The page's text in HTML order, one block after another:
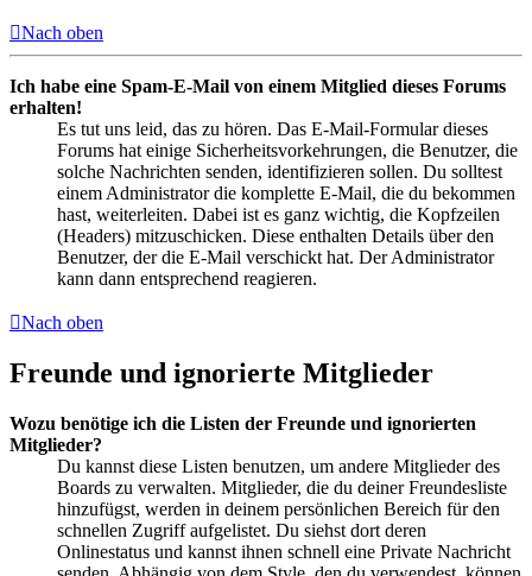
Nach oben
Ich habe eine Spam-E-Mail von einem Mitglied dieses Forums
erhalten!
Es tut uns leid, das zu hören. Das E-Mail-Formular dieses
Forums hat einige Sicherheitsvorkehrungen, die Benutzer, die
solche Nachrichten senden, identifizieren sollen. Du solltest
einem Administrator die komplette E-Mail, die du bekommen
hast, weiterleiten. Dabei ist es ganz wichtig, die Kopfzeilen
(Headers) mitzuschicken. Diese enthalten Details über den
Benutzer, der die E-Mail verschickt hat. Der Administrator
kann dann entsprechend reagieren.
Nach oben
Freunde und ignorierte Mitglieder
Wozu benötige ich die Listen der Freunde und ignorierten
Mitglieder?
Du kannst diese Listen benutzen, um andere Mitglieder des
Boards zu verwalten. Mitglieder, die du deiner Freundesliste
hinzufügst, werden in deinem persönlichen Bereich für den
schnellen Zugriff aufgelistet. Du siehst dort deren
Onlinestatus und kannst ihnen schnell eine Private Nachricht